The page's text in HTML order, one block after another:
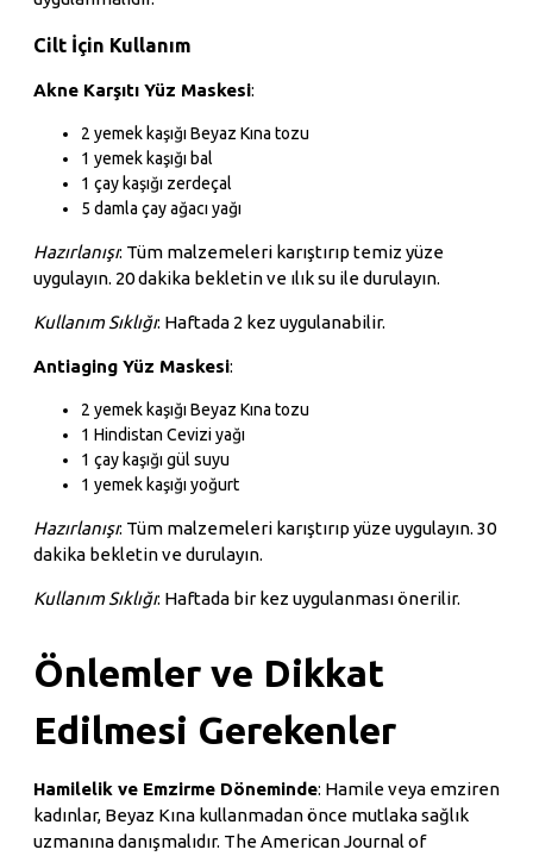
Cilt İçin Kullanım
Akne Karşıtı Yüz Maskesi:
2 yemek kaşığı Beyaz Kına tozu
1 yemek kaşığı bal
1 çay kaşığı zerdeçal
5 damla çay ağacı yağı
Hazırlanışı: Tüm malzemeleri karıştırıp temiz yüze
uygulayın. 20 dakika bekletin ve ılık su ile durulayın.
Kullanım Sıklığı: Haftada 2 kez uygulanabilir.
Antiaging Yüz Maskesi:
2 yemek kaşığı Beyaz Kına tozu
1 Hindistan Cevizi yağı
1 çay kaşığı gül suyu
1 yemek kaşığı yoğurt
Hazırlanışı: Tüm malzemeleri karıştırıp yüze uygulayın. 30
dakika bekletin ve durulayın.
Kullanım Sıklığı: Haftada bir kez uygulanması önerilir.
Önlemler ve Dikkat
Edilmesi Gerekenler
Hamilelik ve Emzirme Döneminde: Hamile veya emziren
kadınlar, Beyaz Kına kullanmadan önce mutlaka sağlık
uzmanına danışmalıdır. The American Journal of